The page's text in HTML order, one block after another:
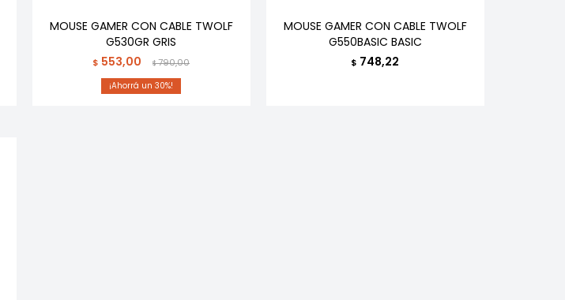
MOUSE GAMER CON CABLE TWOLF
G530GR GRIS
$ 553,00 $790,00
30
MOUSE GAMER CON CABLE TWOLF
G550BASIC BASIC
$ 748,22